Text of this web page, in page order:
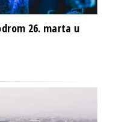
26. marta u